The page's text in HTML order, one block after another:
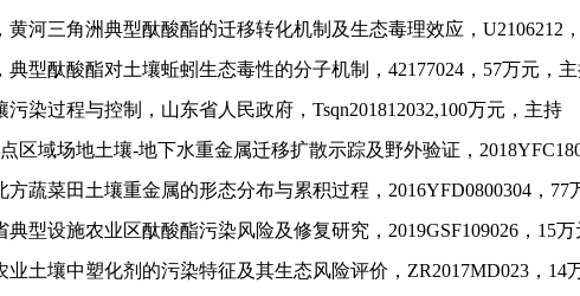
， 黄河三角洲典型酞酸酯的迁移转化机制及生态毒理效应 ， U2106212 ，
， 典型酞酸酯对土壤蚯蚓生态毒性的分子机制 ， 42177024 ， 57万元 ，
污染过程与控制 ， 山东省人民政府 ， Tsqn201812032,100万元 ， 主持
区域场地土壤-地下水重金属迁移扩散示踪及野外验证 ，
方蔬菜田土壤重金属的形态分布与累积过程 ， 2016YFD0800304 ， 77
典型设施农业区酞酸酯污染风险及修复研究 ， 2019GSF109026 ， 15万
业土壤中塑化剂的污染特征及其生态风险评价 ， ZR2017MD023 ， 14